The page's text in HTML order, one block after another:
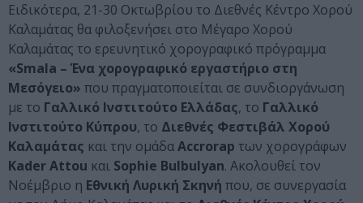
Ειδικότερα, 21-30 Οκτωβρίου το Διεθνές Κέντρο Χορού
Καλαμάτας θα φιλοξενήσει στο Μέγαρο Χορού
Καλαμάτας το ερευνητικό χορογραφικό πρόγραμμα
«Smala – Ένα χορογραφικό εργαστήριο στη
Μεσόγειο» που πραγματοποιείται σε συνδιοργάνωση
με το Γαλλικό Ινστιτούτο Ελλάδας, το Γαλλικό
Ινστιτούτο Κύπρου, το Διεθνές Φεστιβάλ Χορού
Καλαμάτας και την ομάδαAccrorap των χορογράφων
Kader Attou και Sophie Bulbulyan. Ακολουθεί τον
Νοέμβριο η Εθνική Λυρική Σκηνή που, σε συνεργασία